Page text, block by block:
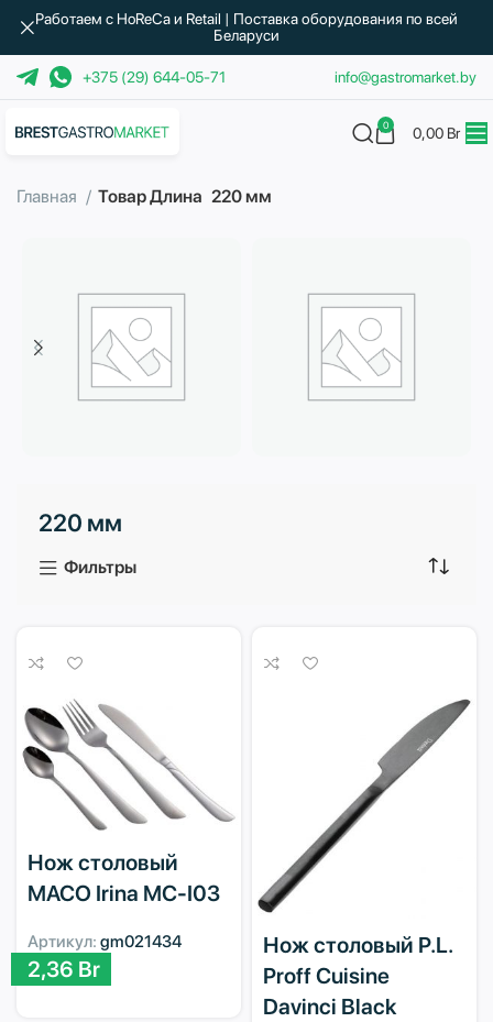
+375 (29) 644-05-71 info@gastromarket.by
0 0,00 Br
Главная Товар Длина 220 мм
3 продукта
220 мм
Фильтры
Нож столовый
MACO Irina MC-I03
Артикул: gm021434
2,36 Br
Нож столовый P.L.
Proff Cuisine
Davinci Black
Работаем с HoReCa и Retail | Поставка оборудования по всей
Беларуси